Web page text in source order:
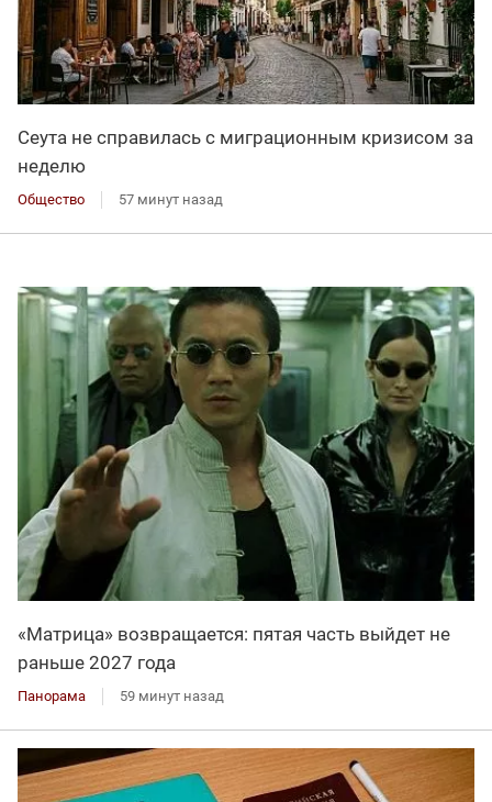
Сеута не справилась с миграционным кризисом за
неделю
Общество 57 минут назад
«Матрица» возвращается: пятая часть выйдет не
раньше 2027 года
Панорама 59 минут назад